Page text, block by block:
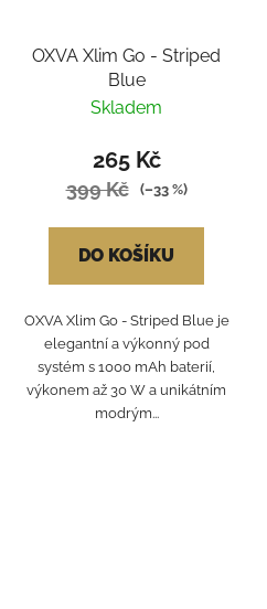
OXVA Xlim Go - Striped
Blue
Skladem
265 Kč
399 Kč (–33 %)
DO KOŠÍKU
OXVA Xlim Go - Striped Blue je
elegantní a výkonný pod
systém s 1000 mAh baterií,
výkonem až 30 W a unikátním
modrým...